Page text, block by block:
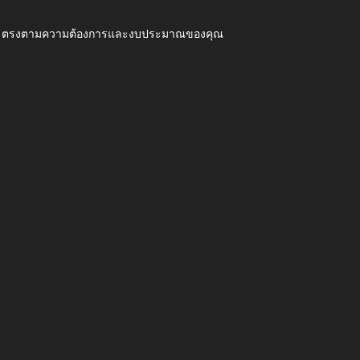
รงตามความต้องการและงบประมาณของคุณ